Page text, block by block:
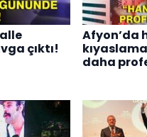
çıktı!
Afyon’da
daha